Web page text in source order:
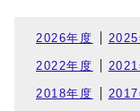
2026年度
2022年度
2018年度